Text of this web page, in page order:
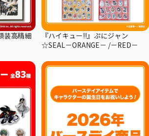
装高精細
『ハイキュー!!』ぷにジャン
☆SEAL－ORANGE－ /－RED－